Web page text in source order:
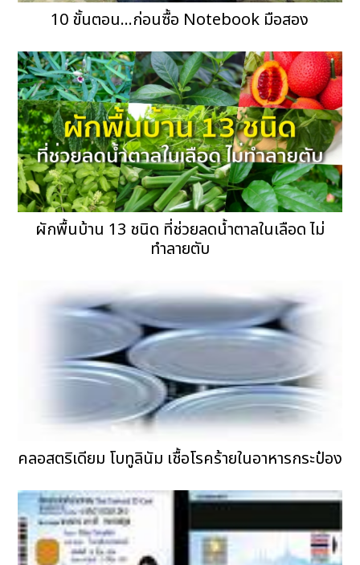
10 ขั้นตอน...ก่อนซื้อ Notebook มือสอง
ผักพื้นบ้าน 13 ชนิด ที่ช่วยลดน้ำตาลในเลือด ไม่
ทำลายตับ
คลอสตริเดียม โบทูลินัม เชื้อโรคร้ายในอาหารกระป๋อง